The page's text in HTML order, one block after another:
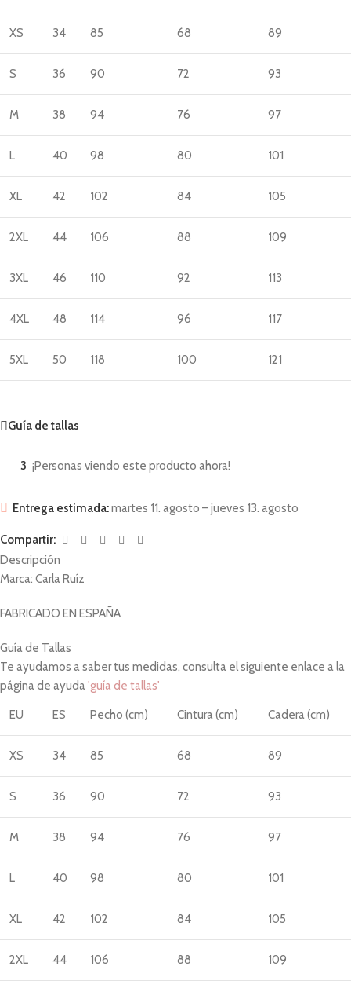
XS 34 85 68 89
S 36 90 72 93
M 38 94 76 97
L 40 98 80 101
XL 42 102 84 105
2XL 44 106 88 109
3XL 46 110 92 113
4XL 48 114 96 117
5XL 50 118 100 121
Guía de tallas
3 ¡Personas viendo este producto ahora!
Entrega estimada:martes 11. agosto – jueves 13. agosto
Compartir:
Descripción
Marca: Carla Ruíz
FABRICADO EN ESPAÑA
Guía de Tallas
Te ayudamos a saber tus medidas, consulta el siguiente enlace a la
página de ayuda'guía de tallas'
EU ES Pecho (cm) Cintura (cm) Cadera (cm)
XS 34 85 68 89
S 36 90 72 93
M 38 94 76 97
L 40 98 80 101
XL 42 102 84 105
2XL 44 106 88 109